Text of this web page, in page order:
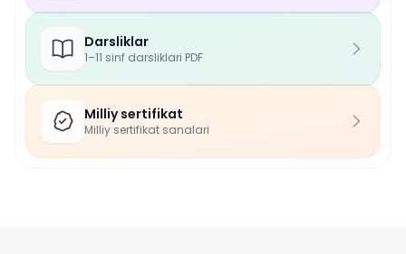
Darsliklar
1–11 sinf darsliklari PDF
Milliy sertifikat
Milliy sertifikat sanalari